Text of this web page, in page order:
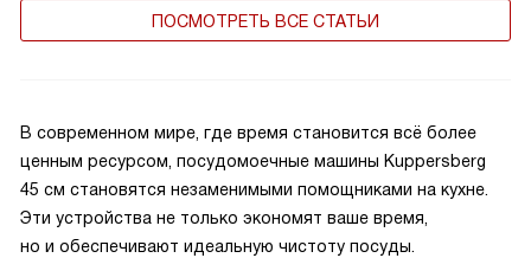
ПОСМОТРЕТЬ ВСЕ СТАТЬИ
В современном мире, где время становится всё более
ценным ресурсом, посудомоечные машины Kuppersberg
45 см становятся незаменимыми помощниками на кухне.
Эти устройства не только экономят ваше время,
но и обеспечивают идеальную чистоту посуды.